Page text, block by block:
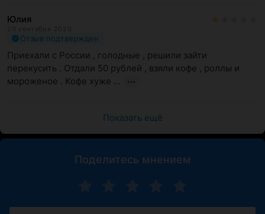
Юлия
Отзыв подтвержден
Приехали с России , голодные , решили зайти
перекусить . Отдали 50 рублей , взяли кофе , роллы и
мороженое . Кофе хуже ...
Показать ещё
Поделитесь мнением